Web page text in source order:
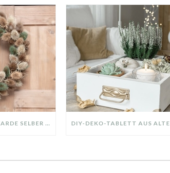
KRANZ AUS WILDEN KARDE SELBER MACHEN: HERBSTDEKO GANZ EINFACH